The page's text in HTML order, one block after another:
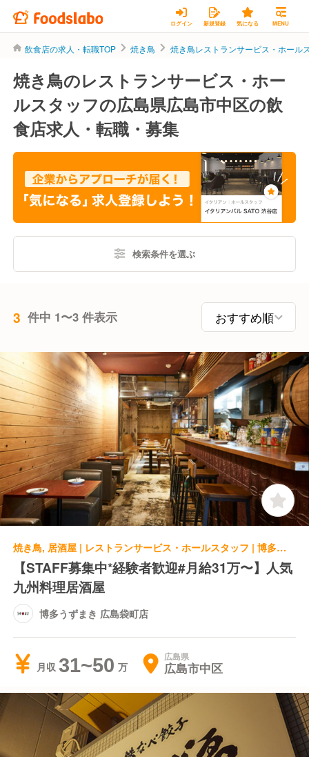
ログイン 新規登録 気になる MENU
飲食店の求人・転職TOP 焼き鳥 焼き鳥レストランサービス・ホール
焼き鳥のレストランサービス・ホー
ルスタッフの広島県広島市中区の飲
食店求人・転職・募集
検索条件を選ぶ
3 件中 1〜3 件表示
焼き鳥, 居酒屋 | レストランサービス・ホールスタッフ | 博多うずまき 広島袋町店
【STAFF募集中*経験者歓迎#月給31万〜】人気
九州料理居酒屋
博多うずまき 広島袋町店
月収 31~50 広島県
広島市中区